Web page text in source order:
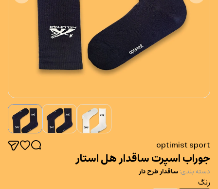
optimist sport
جوراب اسپرت ساقدار هل استار
دسته بندی: ساقدار طرح دار
رنگ